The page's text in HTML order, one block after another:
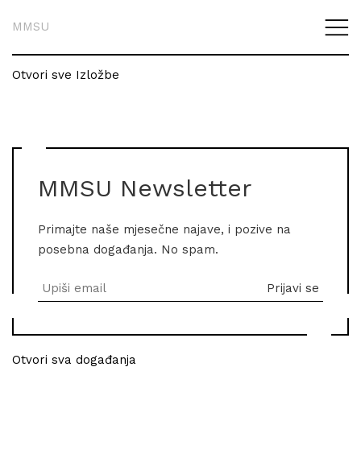
MMSU
Otvori sve Izložbe
MMSU Newsletter
Primajte naše mjesečne najave, i pozive na
posebna događanja. No spam.
Otvori sva događanja